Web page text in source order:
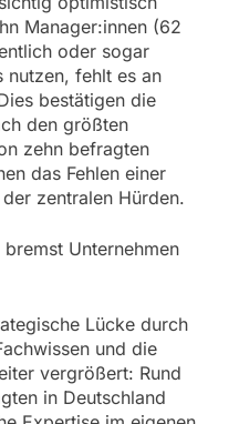
Manager:innen (62
oder sogar
nutzen, fehlt es an
bestätigen die
den größten
zehn befragten
das Fehlen einer
zentralen Hürden.
Unternehmen
Lücke durch
und die
vergrößert: Rund
in Deutschland